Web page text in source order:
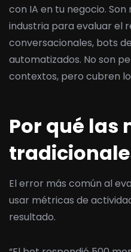
con IA en tu negocio.
industria para evaluar el
conversacionales, bots
automatizados. No son
contextos, pero cubren
Por qué las
El error más común al
usar métricas de
resultado.